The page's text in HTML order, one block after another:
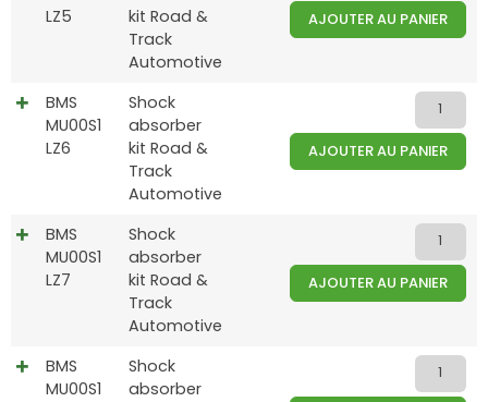
LZ5
kit Road &
Track
Automotive
AJOUTER AU PANIER
BMS
MU00S1
LZ6
Shock
absorber
kit Road &
Track
Automotive
AJOUTER AU PANIER
BMS
MU00S1
LZ7
Shock
absorber
kit Road &
Track
Automotive
AJOUTER AU PANIER
BMS
MU00S1
Shock
absorber